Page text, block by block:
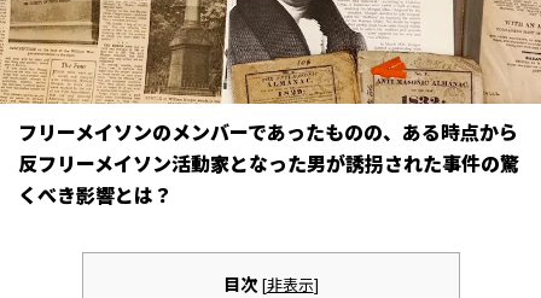
フリーメイソンのメンバーであったものの、ある時点から
反フリーメイソン活動家となった男が誘拐された事件の驚
くべき影響とは？
目次 [非表示]